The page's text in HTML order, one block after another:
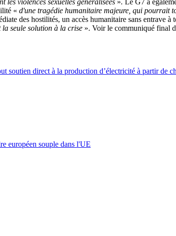
les violences sexuelles généralisées ». Le G7 a
« d'une tragédie humanitaire majeure, qui pourrait
des hostilités, un accès humanitaire sans entrave
la seule solution à la crise ». Voir le communiqué final
soutien direct à la production d’électricité à partir de
européen souple dans l'UE